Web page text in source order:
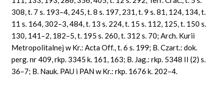
308, t. 7 s. 193–4, 245, t. 8 s. 197, 231, t. 9 s. 81, 124, 134, t.
11 s. 164, 302–3, 484, t. 13 s. 224, t. 15 s. 112, 125, t. 150 s.
130, 141–2, 182–5, t. 195 s. 260, t. 312 s. 70; Arch. Kurii
Metropolitalnej w Kr.: Acta Off., t. 6 s. 199; B. Czart.: dok.
perg. nr 409, rkp. 3345 k. 161, 163; B. Jag.: rkp. 5348 II (2) s.
36–7; B. Nauk. PAU i PAN w Kr.: rkp. 1676 k. 202–4.